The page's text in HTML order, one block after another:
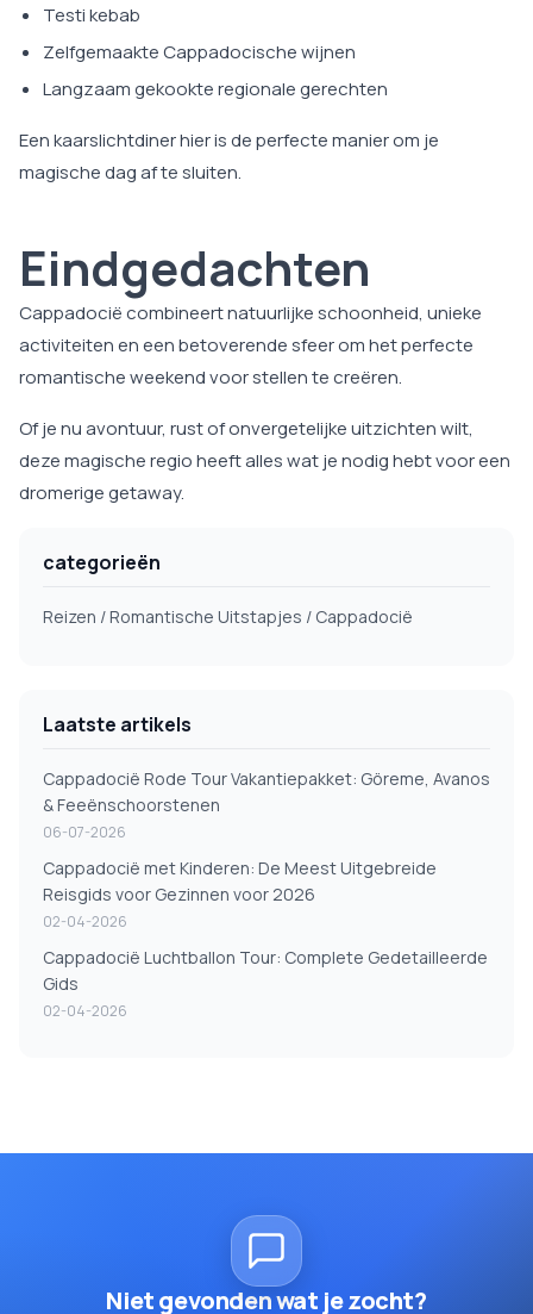
Testi kebab
Zelfgemaakte Cappadocische wijnen
Langzaam gekookte regionale gerechten
Een kaarslichtdiner hier is de perfecte manier om je
magische dag af te sluiten.
Eindgedachten
Cappadocië combineert natuurlijke schoonheid, unieke
activiteiten en een betoverende sfeer om het perfecte
romantische weekend voor stellen te creëren.
Of je nu avontuur, rust of onvergetelijke uitzichten wilt,
deze magische regio heeft alles wat je nodig hebt voor een
dromerige getaway.
categorieën
Reizen / Romantische Uitstapjes / Cappadocië
Laatste artikels
Cappadocië Rode Tour Vakantiepakket: Göreme, Avanos
& Feeënschoorstenen
06-07-2026
Cappadocië met Kinderen: De Meest Uitgebreide
Reisgids voor Gezinnen voor 2026
02-04-2026
Cappadocië Luchtballon Tour: Complete Gedetailleerde
Gids
02-04-2026
Niet gevonden wat je zocht?